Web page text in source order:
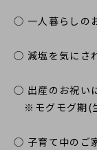
◯ 一人暮らしの
◯ 減塩を気にさ
◯ 出産のお祝い
※モグモグ期(
◯ 子育て中のご